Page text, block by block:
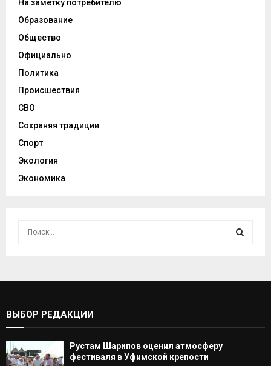
На заметку потребителю
Образование
Общество
Официально
Политика
Происшествия
СВО
Сохраняя традиции
Спорт
Экология
Экономика
С
А
ВЫБОР РЕДАКЦИИ
Рустам Шарипов оценил атмосферу
фестиваля в Уфимской крепости